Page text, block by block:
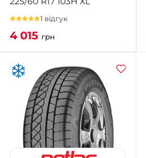
1 відгук
4 015 грн